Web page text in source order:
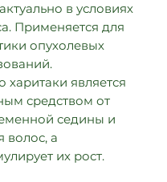
в условиях
Применяется для
опухолевых
харитаки является
средством от
седины и
волос, а
их рост.